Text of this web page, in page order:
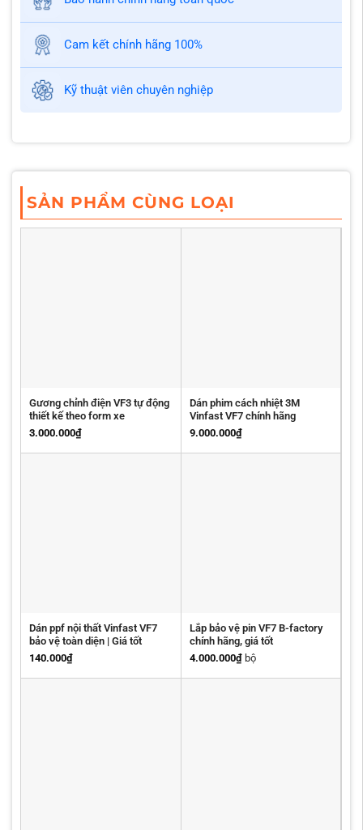
Cam kết chính hãng 100%
Kỹ thuật viên chuyên nghiệp
SẢN PHẨM CÙNG LOẠI
Gương chỉnh điện VF3 tự động
thiết kế theo form xe
3.000.000₫
Dán phim cách nhiệt 3M
Vinfast VF7 chính hãng
9.000.000₫
Dán ppf nội thất Vinfast VF7
bảo vệ toàn diện | Giá tốt
140.000₫
Lắp bảo vệ pin VF7 B-factory
chính hãng, giá tốt
4.000.000₫bộ